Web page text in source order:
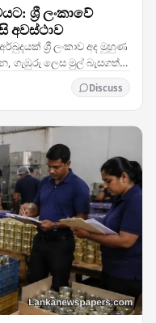
ශ්‍රී ලංකාවේ
අවස්ථාව
ශ්‍රී ලංකාව අද මුහුණ
ගැඹුරු ලෙස මුල් බැසගත්
Discuss